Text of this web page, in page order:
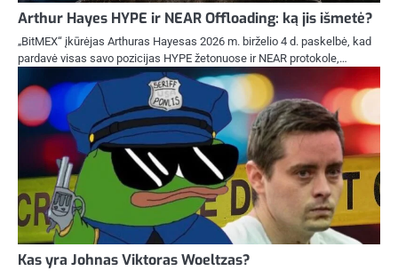
Arthur Hayes HYPE ir NEAR Offloading: ką jis išmetė?
„BitMEX“ įkūrėjas Arthuras Hayesas 2026 m. birželio 4 d. paskelbė, kad
pardavė visas savo pozicijas HYPE žetonuose ir NEAR protokole,…
Kas yra Johnas Viktoras Woeltzas?